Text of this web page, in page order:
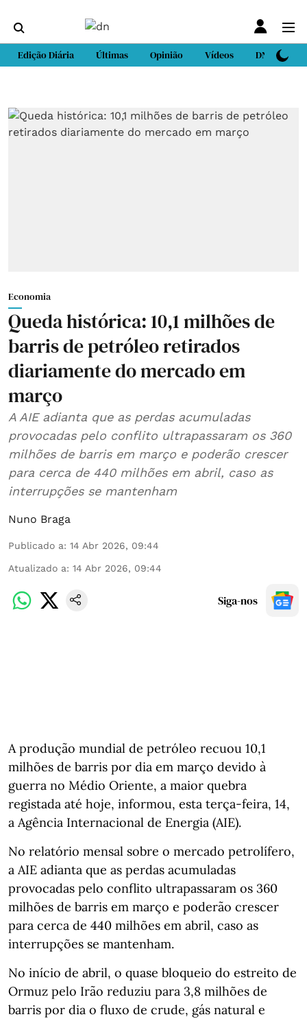
Edição Diária Últimas Opinião Vídeos DN Sport
Economia
Queda histórica: 10,1 milhões de
barris de petróleo retirados
diariamente do mercado em
março
A AIE adianta que as perdas acumuladas
provocadas pelo conflito ultrapassaram os 360
milhões de barris em março e poderão crescer
para cerca de 440 milhões em abril, caso as
interrupções se mantenham
Nuno Braga
Publicado a: 14 Abr 2026, 09:44
Atualizado a: 14 Abr 2026, 09:44
Siga-nos
A produção mundial de petróleo recuou 10,1
milhões de barris por dia em março devido à
guerra no Médio Oriente, a maior quebra
registada até hoje, informou, esta terça-feira, 14,
a Agência Internacional de Energia (AIE).
No relatório mensal sobre o mercado petrolífero,
a AIE adianta que as perdas acumuladas
provocadas pelo conflito ultrapassaram os 360
milhões de barris em março e poderão crescer
para cerca de 440 milhões em abril, caso as
interrupções se mantenham.
No início de abril, o quase bloqueio do estreito de
Ormuz pelo Irão reduziu para 3,8 milhões de
barris por dia o fluxo de crude, gás natural e